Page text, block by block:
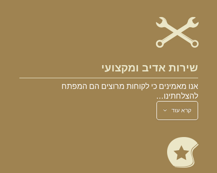
שירות אדיב ומקצועי
אנו מאמינים כי לקוחות מרוצים הם המפתח
להצלחתינו…
קרא עוד